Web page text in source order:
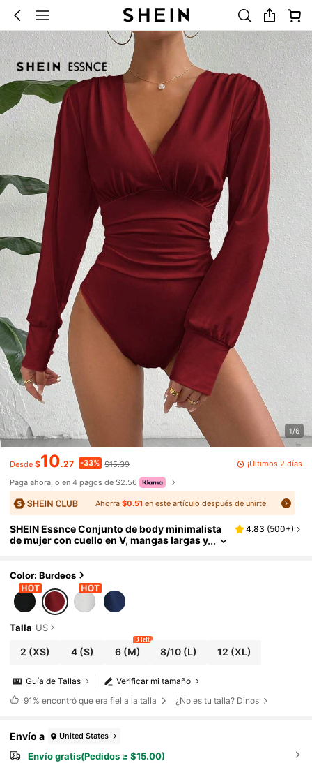
1/6
Desde $10.27 -33% $15.39
¡Últimos 2 días
Paga ahora, o en 4 pagos de $2.56
Ahorra $0.51en este artículo después de unirte.
SHEIN Essnce Conjunto de body minimalista
de mujer con cuello en V, mangas largas y
4.83 (500+)
Color: Burdeos
Talla US
2 (XS) 4(S) 6(M)
3 left
8/10 (L) 12 (XL)
Verificar mi tamaño
Guía de Tallas
91% encontró que era fiel a la talla ¿No es tu talla? Dinos
Envío a United States
Envío gratis(Pedidos ≥ $15.00)